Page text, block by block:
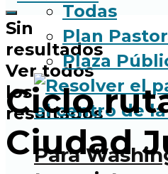
Sin
resultados
Ver todos
los
resultados
Todas
Plan
Plaza
Para
Ciclo
Ciudad